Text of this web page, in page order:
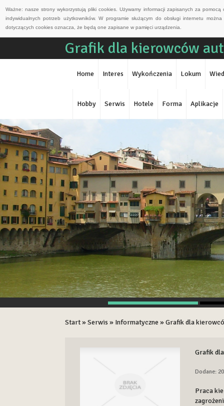
Ważne: nasze strony wykorzystują pliki cookies. Używamy informacji zapisanych za
indywidualnych potrzeb użytkowników. W programie służącym do obsługi internetu
dotyczących cookies oznacza, że będą one zapisane w pamięci urządzenia.
Grafik dla kierowców
Home Interes Wykończenia Lokum
Hobby Serwis Hotele Forma Aplikacje
Start»Serwis » Informatyczne »Grafik dla
Grafik
Dodane:
Praca